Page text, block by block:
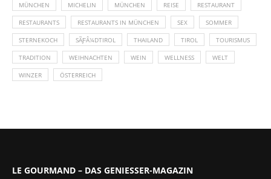
MÜNCHEN MICHELIN MÜNCHEN REISE RESTAURANT
RESTAURANTS RESTAURANTS IN MÜNCHEN SEX SOMMER
STERNEKOCH SÃƑÂ¼DTIROL THAILAND TIROL TOURISMUS
TRADITION WEIHNACHTEN WEIN WELLNESS WELT
WINZER ÖSTERREICH
LE GOURMAND – DAS GENIESSER-MAGAZIN